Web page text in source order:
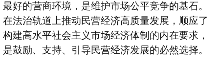
最好的营商环境，是维护市场公平竞争的基石。
在法治轨道上推动民营经济高质量发展，顺应了
构建高水平社会主义市场经济体制的内在要求，
是鼓励、支持、引导民营经济发展的必然选择。